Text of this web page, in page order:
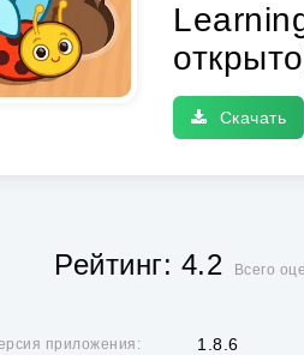
Скачать
Рейтинг: 4.2 Всего
приложения: 1.8.6